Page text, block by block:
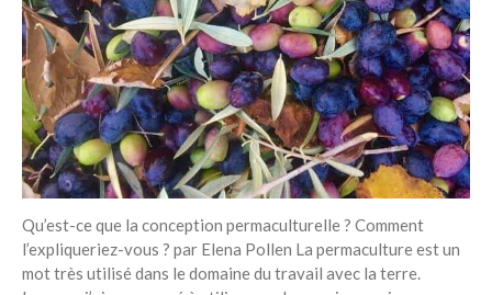
Qu’est-ce que la conception permaculturelle ? Comment
l’expliqueriez-vous ? par Elena Pollen La permaculture est un
mot très utilisé dans le domaine du travail avec la terre.